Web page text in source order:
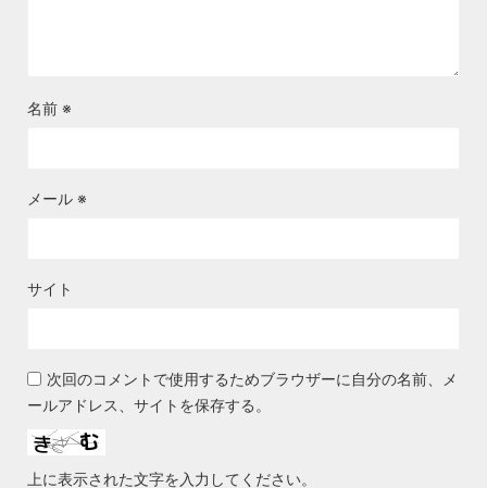
名前 ※
メール ※
サイト
次回のコメントで使用するためブラウザーに自分の名前、メ
ールアドレス、サイトを保存する。
上に表示された文字を入力してください。